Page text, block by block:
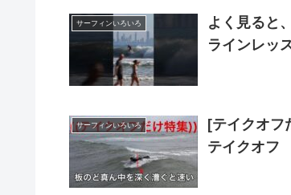
サーフィンいろいろ
よく見ると
ラインレッ
サーフィンいろいろ
[テイクオ
テイクオフ